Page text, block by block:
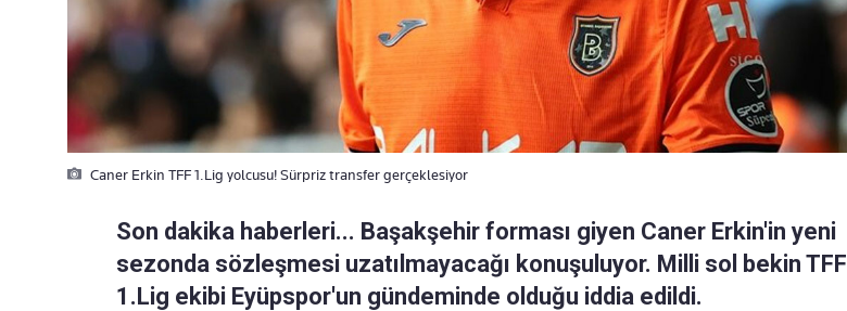
Caner Erkin TFF 1.Lig yolcusu! Sürpriz transfer gerçeklesiyor
Son dakika haberleri... Başakşehir forması giyen Caner Erkin'in yeni
sezonda sözleşmesi uzatılmayacağı konuşuluyor. Milli sol bekin TFF
1.Lig ekibi Eyüpspor'un gündeminde olduğu iddia edildi.